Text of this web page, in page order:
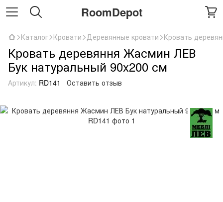
RoomDepot
Каталог Кровати Деревянные кровати Кровать
Кровать деревяння Жасмин ЛЕВ
Бук натуральный 90x200 см
Артикул: RD141 Оставить отзыв